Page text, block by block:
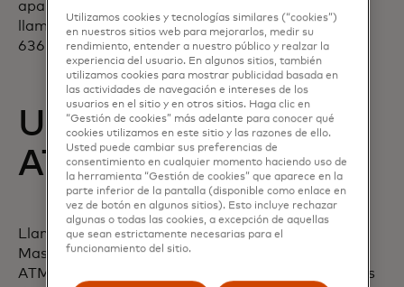
aparece anteriormente, visite nuestro sitio web o
llame con cobro revertido a Estados Unidos al 1-
636-722-7111.
Ubicaciones de los
ATM
Llame al 1-877-FINDATM o comuníquese con
Mastercard Global Service Center para localizar el
ATM más cercano de la red de cajeros automáticos
Utilizamos cookies y tecnologías similares (“cookies”)
en nuestros sitios web para mejorarlos, medir su
rendimiento, entender a nuestro público y realzar la
experiencia del usuario. En algunos sitios, también
utilizamos cookies para mostrar publicidad basada en
las actividades de navegación e intereses de los
usuarios en el sitio y en otros sitios. Haga clic en
“Gestión de cookies” más adelante para conocer qué
cookies utilizamos en este sitio y las razones de ello.
Usted puede cambiar sus preferencias de
consentimiento en cualquier momento haciendo uso de
la herramienta “Gestión de cookies” que aparece en la
parte inferior de la pantalla (disponible como enlace en
vez de botón en algunos sitios). Esto incluye rechazar
algunas o todas las cookies, a excepción de aquellas
que sean estrictamente necesarias para el
funcionamiento del sitio.